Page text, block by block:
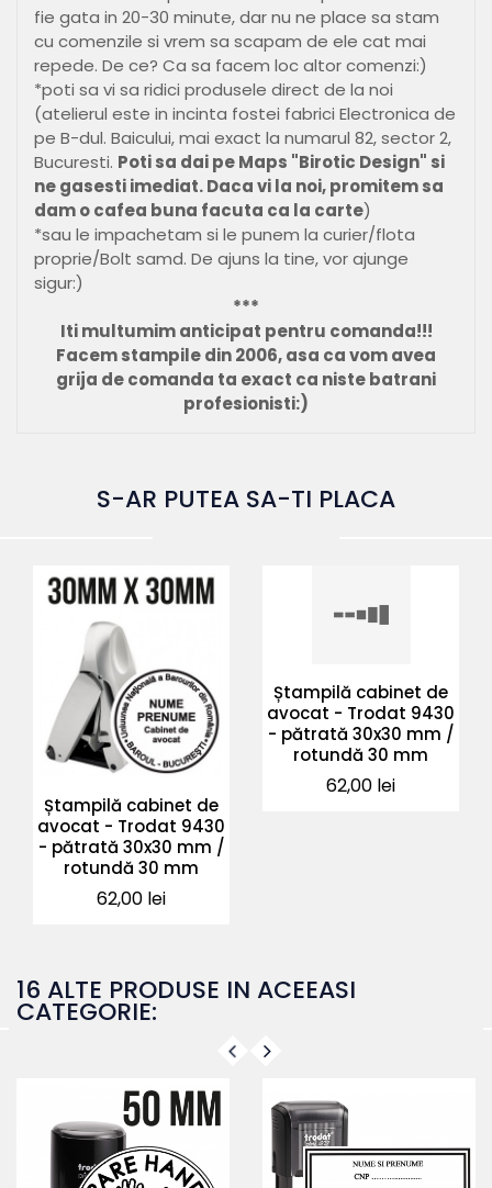
fie gata in 20-30 minute, dar nu ne place sa stam
cu comenzile si vrem sa scapam de ele cat mai
repede. De ce? Ca sa facem loc altor comenzi:)
*poti sa vi sa ridici produsele direct de la noi
(atelierul este in incinta fostei fabrici Electronica de
pe B-dul. Baicului, mai exact la numarul 82, sector 2,
Bucuresti. Poti sa dai pe Maps "Birotic Design" si
ne gasesti imediat. Daca vi la noi, promitem sa
dam o cafea buna facuta ca la carte)
*sau le impachetam si le punem la curier/flota
proprie/Bolt samd. De ajuns la tine, vor ajunge
sigur:)
***
Iti multumim anticipat pentru comanda!!!
Facem stampile din 2006, asa ca vom avea
grija de comanda ta exact ca niste batrani
profesionisti:)
S-AR PUTEA SA-TI PLACA
Ștampilă cabinet de
avocat - Trodat 9430
- pătrată 30x30 mm /
rotundă 30 mm
Pret
62,00 lei
Ștampilă cabinet de
avocat - Trodat 9430
- pătrată 30x30 mm /
rotundă 30 mm
Pret
62,00 lei
16 ALTE PRODUSE IN ACEEASI
CATEGORIE: